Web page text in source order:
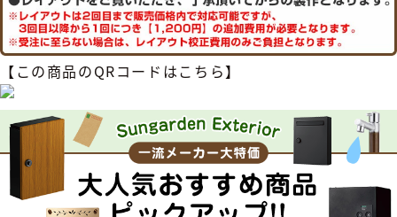
【この商品のQRコードはこちら】